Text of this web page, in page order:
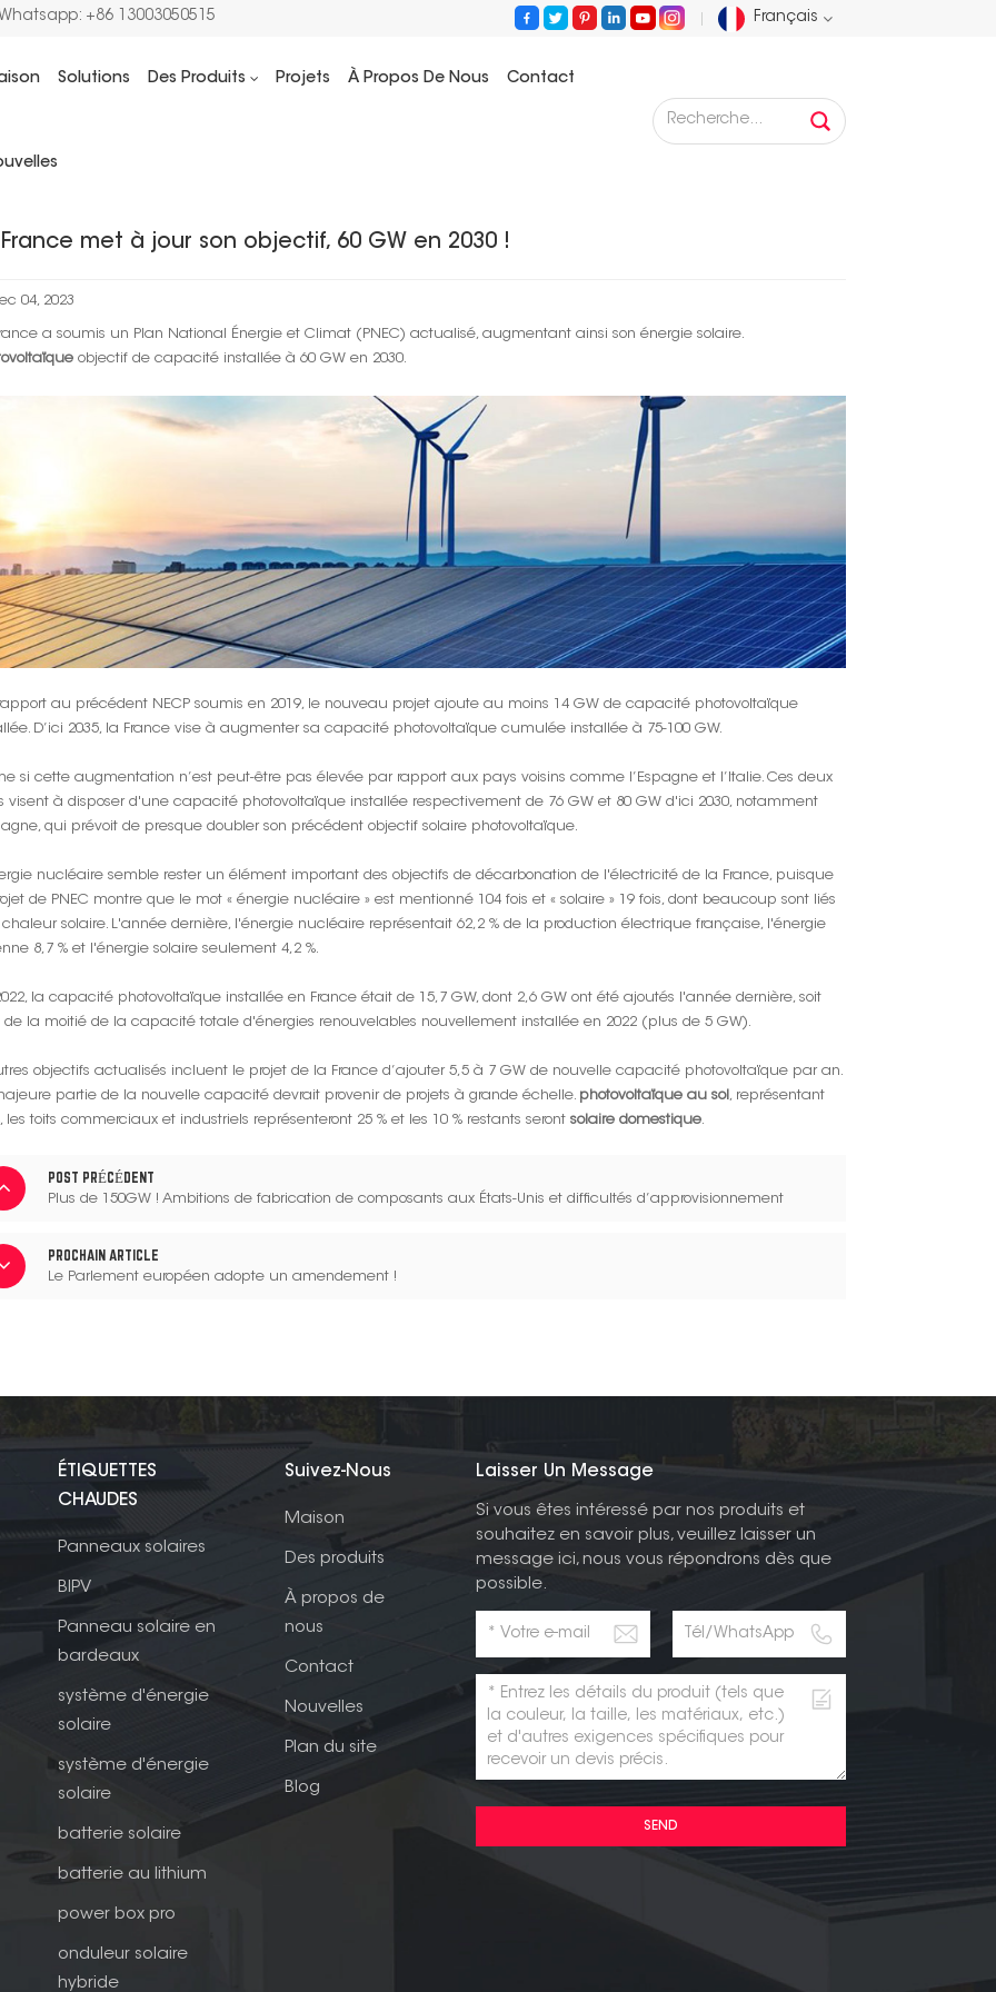
+86 13003050515 Français
English
Español
عربي
한국인
Polski
Solutions Des Produits Projets À Propos De Nous Contact
La France met à jour son objectif, 60 GW en 2030 !
France met à jour son objectif, 60 GW en 2030 !
04, 2023
a soumis un Plan National Énergie et Climat (PNEC) actualisé, augmentant ainsi son énergie solaire.
objectif de capacité installée à 60 GW en 2030.
au précédent NECP soumis en 2019, le nouveau projet ajoute au moins 14 GW de capacité photovoltaïque
D’ici 2035, la France vise à augmenter sa capacité photovoltaïque cumulée installée à 75-100 GW.
si cette augmentation n’est peut-être pas élevée par rapport aux pays voisins comme l’Espagne et l’Italie. Ces deux
visent à disposer d'une capacité photovoltaïque installée respectivement de 76 GW et 80 GW d'ici 2030, notamment
qui prévoit de presque doubler son précédent objectif solaire photovoltaïque.
nucléaire semble rester un élément important des objectifs de décarbonation de l'électricité de la France, puisque
de PNEC montre que le mot « énergie nucléaire » est mentionné 104 fois et « solaire » 19 fois, dont beaucoup sont liés
solaire. L'année dernière, l'énergie nucléaire représentait 62,2 % de la production électrique française, l'énergie
8,7 % et l'énergie solaire seulement 4,2 %.
la capacité photovoltaïque installée en France était de 15,7 GW, dont 2,6 GW ont été ajoutés l'année dernière, soit
de la moitié de la capacité totale d'énergies renouvelables nouvellement installée en 2022 (plus de 5 GW).
objectifs actualisés incluent le projet de la France d’ajouter 5,5 à 7 GW de nouvelle capacité photovoltaïque par an.
partie de la nouvelle capacité devrait provenir de projets à grande échelle. photovoltaïque au sol , représentant
les toits commerciaux et industriels représenteront 25 % et les 10 % restants serontsolaire domestique.
POST PRÉCÉDENT
Plus de 150GW ! Ambitions de fabrication de composants aux États-Unis et difficultés d’approvisionnement
PROCHAIN ARTICLE
Le Parlement européen adopte un amendement !
ÉTIQUETTES
CHAUDES
Panneaux solaires
BIPV
Panneau solaire en
bardeaux
système d'énergie
solaire
système d'énergie
solaire
batterie solaire
batterie au lithium
power box pro
onduleur solaire
hybride
Suivez-Nous
Maison
Des produits
À propos de
nous
Contact
Nouvelles
Plan du site
Blog
Laisser Un Message
Si vous êtes intéressé par nos produits et
souhaitez en savoir plus, veuillez laisser un
message ici, nous vous répondrons dès que
possible.
SEND